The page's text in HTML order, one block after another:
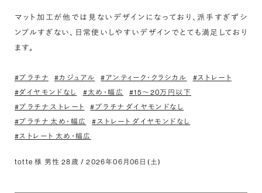
マット加工が他では見ないデザインになっており、派手すぎずシ
ンプルすぎない、日常使いしやすいデザインでとても満足しており
ます。
#プラチナ #カジュアル #アンティーク・クラシカル
#ストレート
#ダイヤモンドなし
#太め・幅広
#15〜20万円以下
#プラチナ ストレート
#プラチナ ダイヤモンドなし
#プラチナ 太め・幅広
#ストレート ダイヤモンドなし
#ストレート 太め・幅広
totte 様 男性 28歳 / 2026年06月06日(土)